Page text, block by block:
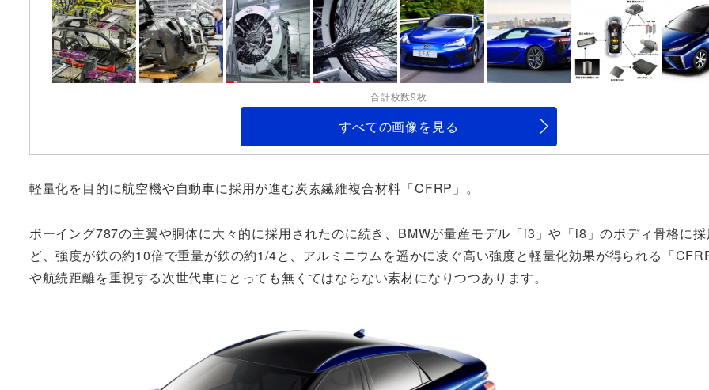
合計枚数9枚
すべての画像を見る
軽量化を目的に航空機や自動車に採用が進む炭素繊維複合材料「CFRP」。
ボーイング787の主翼や胴体に大々的に採用されたのに続き、BMWが量産モデル「i3」や「i8」のボディ骨格に
ど、強度が鉄の約10倍で重量が鉄の約1/4と、アルミニウムを遥かに凌ぐ高い強度と軽量化効果が得られる「
や航続距離を重視する次世代車にとっても無くてはならない素材になりつつあります。